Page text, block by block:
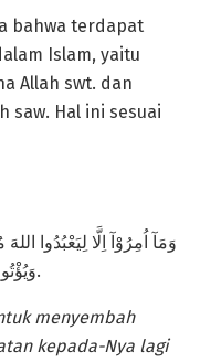
bahwa terdapat
Islam, yaitu
Allah swt. dan
saw. Hal ini sesuai
وَمَآ اُمِرُوْآ اِلَّا لِيَعْبُدُوا
وَيُؤْتُوا الزَّكٰوةَ وَذٰلِكَ دِيْنُ الْقَيِّمَةِ [البينة، 98: 5].
menyembah
kepada-Nya lagi